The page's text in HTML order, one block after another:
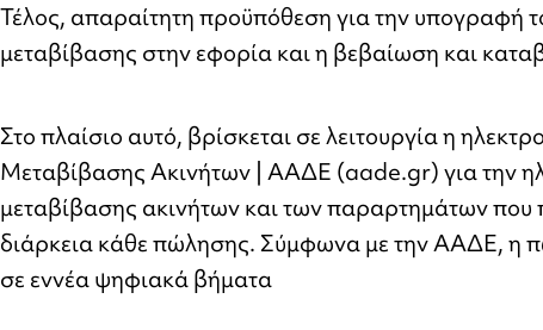
Τέλος, απαραίτητη προϋπόθεση για την υπογραφή
μεταβίβασης στην εφορία και η βεβαίωση και
Στο πλαίσιο αυτό, βρίσκεται σε λειτουργία η
Μεταβίβασης Ακινήτων | ΑΑΔΕ (aade.gr) για την
μεταβίβασης ακινήτων και των παραρτημάτων που
διάρκεια κάθε πώλησης. Σύμφωνα με την ΑΑΔΕ, η
σε εννέα ψηφιακά βήματα